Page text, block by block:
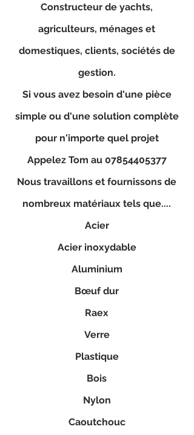
Constructeur de yachts,
agriculteurs, ménages et
domestiques, clients, sociétés de
gestion.
Si vous avez besoin d'une pièce
simple ou d'une solution complète
pour n'importe quel projet
Appelez Tom au 07854405377
Nous travaillons et fournissons de
nombreux matériaux tels que....
Acier
Acier inoxydable
Aluminium
Bœuf dur
Raex
Verre
Plastique
Bois
Nylon
Caoutchouc